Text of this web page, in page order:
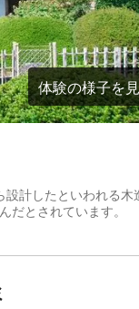
体験の様子を
計したといわれる木
とされています。